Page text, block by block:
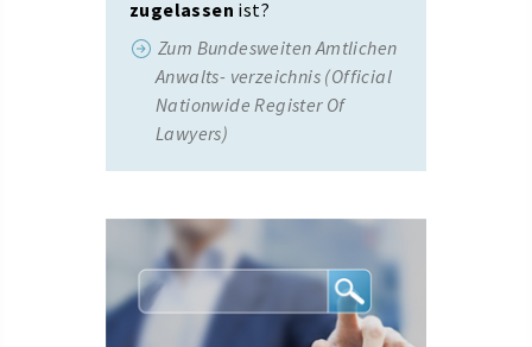
zugelassen ist?
Zum Bundesweiten Amtlichen
Anwalts- verzeichnis (Official
Nationwide Register Of
Lawyers)